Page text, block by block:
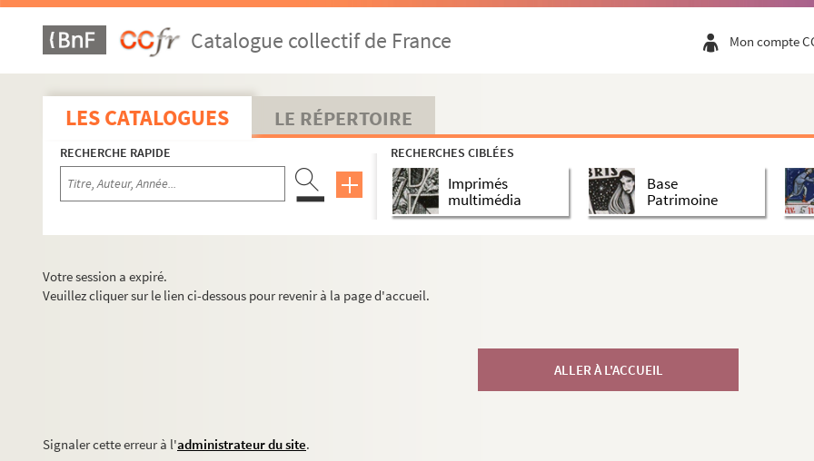
Catalogue collectif de France Mon compte
LES CATALOGUES LE RÉPERTOIRE
RECHERCHE RAPIDE RECHERCHES CIBLÉES
Imprimés
multimédia
Base
Patrimoine
Votre session a expiré.
Veuillez cliquer sur le lien ci-dessous pour revenir à la page d'accueil.
ALLER À L'ACCUEIL
Signaler cette erreur à l'administrateur du site.